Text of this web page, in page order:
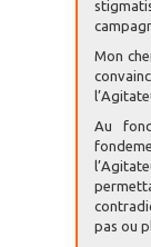
Mon
Au
pas ou